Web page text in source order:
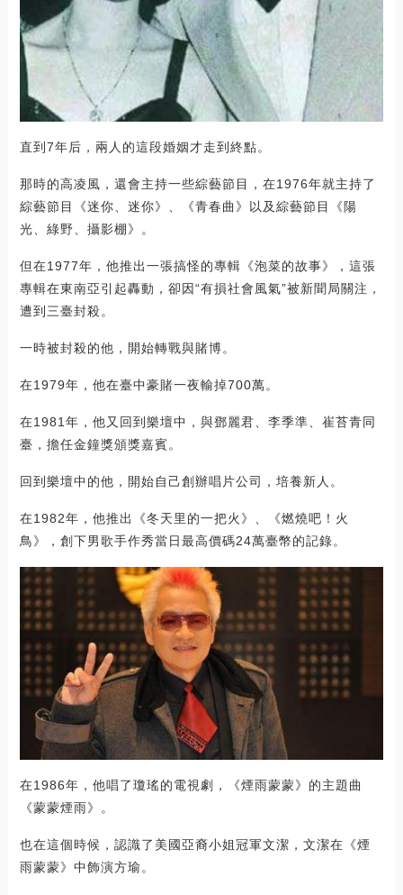
直到7年后，兩人的這段婚姻才走到終點。
那時的高凌風，還會主持一些綜藝節目，在1976年就主持了
綜藝節目《迷你、迷你》、《青春曲》以及綜藝節目《陽
光、綠野、攝影棚》。
但在1977年，他推出一張搞怪的專輯《泡菜的故事》，這張
專輯在東南亞引起轟動，卻因“有損社會風氣”被新聞局關注，
遭到三臺封殺。
一時被封殺的他，開始轉戰與賭博。
在1979年，他在臺中豪賭一夜輸掉700萬。
在1981年，他又回到樂壇中，與鄧麗君、李季準、崔苔青同
臺，擔任金鐘獎頒獎嘉賓。
回到樂壇中的他，開始自己創辦唱片公司，培養新人。
在1982年，他推出《冬天里的一把火》、《燃燒吧！火
鳥》，創下男歌手作秀當日最高價碼24萬臺幣的記錄。
在1986年，他唱了瓊瑤的電視劇，《煙雨蒙蒙》的主題曲
《蒙蒙煙雨》。
也在這個時候，認識了美國亞裔小姐冠軍文潔，文潔在《煙
雨蒙蒙》中飾演方瑜。